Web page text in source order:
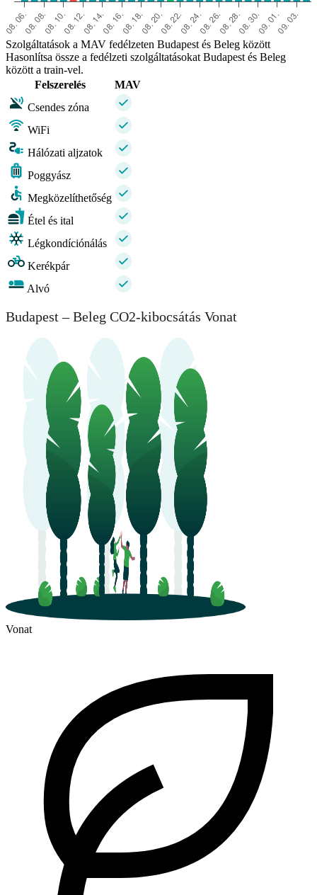
Szolgáltatások a MAV fedélzeten Budapest és Beleg között
Hasonlítsa össze a fedélzeti szolgáltatásokat Budapest és Beleg
között a train-vel.
Felszerelés
MAV
Csendes zóna
WiFi
Hálózati aljzatok
Poggyász
Megközelíthetőség
Étel és ital
Légkondíciónálás
Kerékpár
Alvó
Budapest – Beleg CO2-kibocsátás Vonat
Vonat